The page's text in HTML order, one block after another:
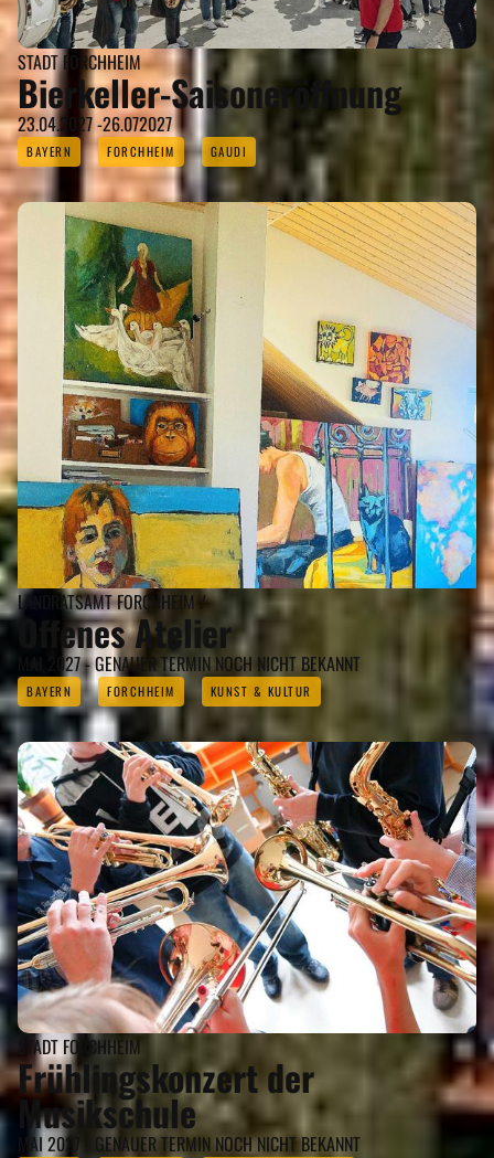
STADT FORCHHEIM
Bierkeller-Saisoneröffnung
23.04.2027 -26.072027
BAYERN FORCHHEIM GAUDI
LANDRATSAMT FORCHHEIM /
Offenes Atelier
MAI 2027 - GENAUER TERMIN NOCH NICHT BEKANNT
BAYERN FORCHHEIM KUNST & KULTUR
STADT FORCHHEIM
Frühlingskonzert der
Musikschule
MAI 2027 - GENAUER TERMIN NOCH NICHT BEKANNT